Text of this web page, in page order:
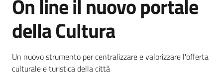
On line il nuovo portale
della Cultura
Dettagli della notizia
Un nuovo strumento per centralizzare e valorizzare l'offerta
culturale e turistica della città